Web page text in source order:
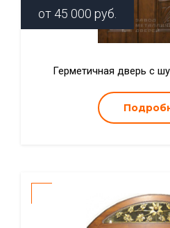
от 45 000 руб.
Герметичная дверь с